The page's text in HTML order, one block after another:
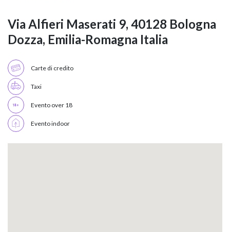
Via Alfieri Maserati 9, 40128 Bologna
Dozza, Emilia-Romagna Italia
Carte di credito
Taxi
Evento over 18
Evento indoor